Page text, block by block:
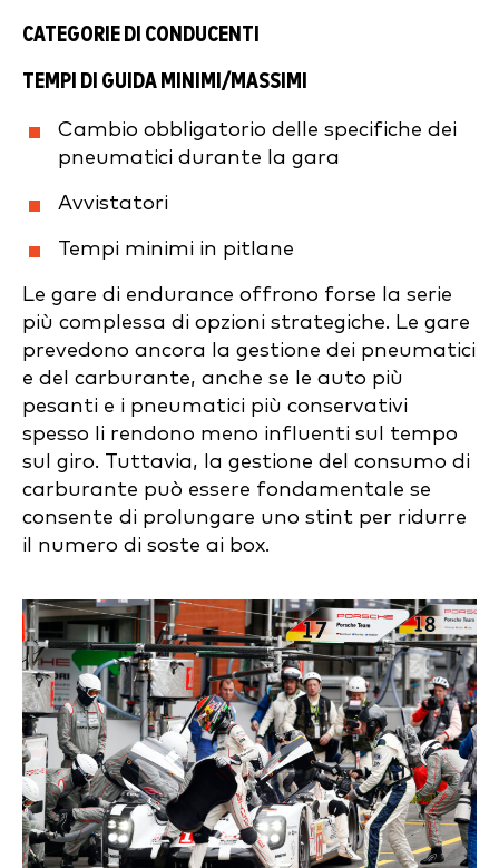
CATEGORIE DI CONDUCENTI
TEMPI DI GUIDA MINIMI/MASSIMI
Cambio obbligatorio delle specifiche dei
pneumatici durante la gara
Avvistatori
Tempi minimi in pitlane
Le gare di endurance offrono forse la serie
più complessa di opzioni strategiche. Le gare
prevedono ancora la gestione dei pneumatici
e del carburante, anche se le auto più
pesanti e i pneumatici più conservativi
spesso li rendono meno influenti sul tempo
sul giro. Tuttavia, la gestione del consumo di
carburante può essere fondamentale se
consente di prolungare uno stint per ridurre
il numero di soste ai box.